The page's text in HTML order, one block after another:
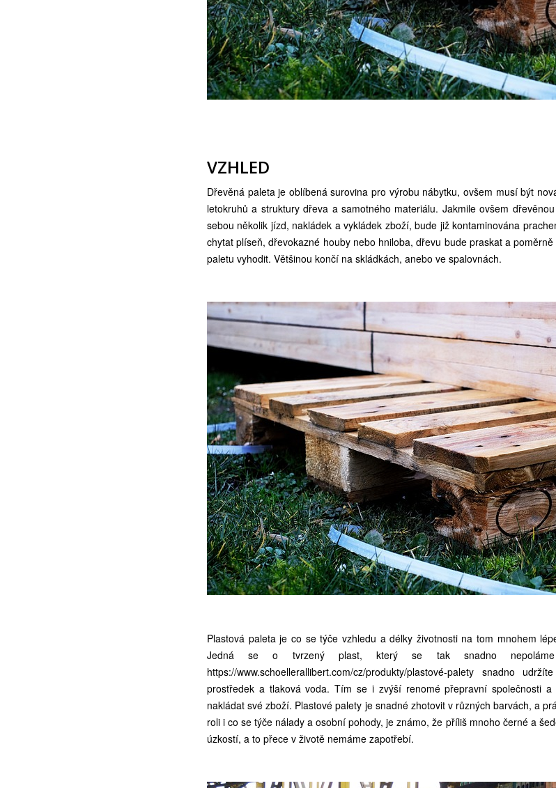
VZHLED
Dřevěná paleta je oblíbená surovina pro výrobu nábytku, ovšem musí být
letokruhů a struktury dřeva a samotného materiálu. Jakmile ovšem
sebou několik jízd, nakládek a vykládek zboží, bude již kontaminována
chytat plíseň, dřevokazné houby nebo hniloba, dřevu bude praskat a
paletu vyhodit. Většinou končí na skládkách, anebo ve spalovnách.
Plastová paleta je co se týče vzhledu a délky životnosti na tom mnohem
Jedná se o tvrzený plast, který se tak snadno nepoláme
https://www.schoellerallibert.com/cz/produkty/plastové-palety snadno
prostředek a tlaková voda. Tím se i zvýší renomé přepravní společnosti
nakládat své zboží. Plastové palety je snadné zhotovit v různých barvách, a
roli i co se týče nálady a osobní pohody, je známo, že příliš mnoho černé a
úzkostí, a to přece v životě nemáme zapotřebí.